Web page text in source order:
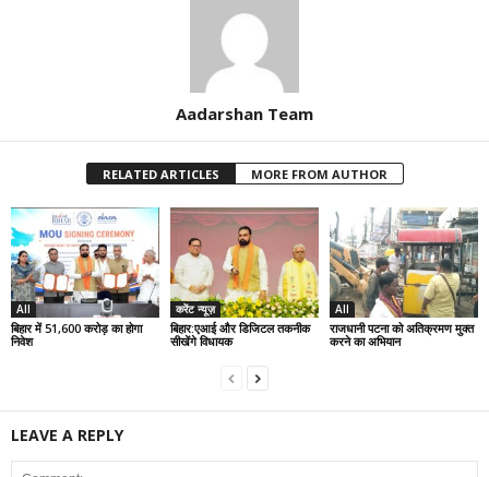
Aadarshan Team
RELATED ARTICLES MORE FROM AUTHOR
All
बिहार में 51,600 करोड़ का होगा
निवेश
करेंट न्यूज़
बिहार:एआई और डिजिटल तकनीक
सीखेंगे विधायक
All
राजधानी पटना को अतिक्रमण मुक्त
करने का अभियान
LEAVE A REPLY